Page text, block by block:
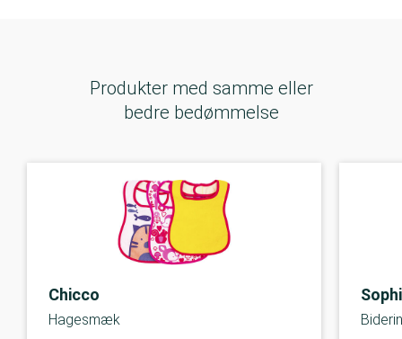
Produkter med samme eller
bedre bedømmelse
Chicco
Hagesmæk